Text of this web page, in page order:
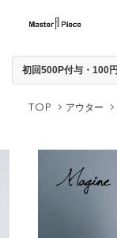
初回500P付与・100
TOP アウター